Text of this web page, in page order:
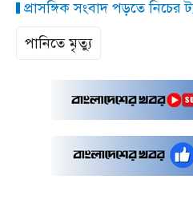
প্রাসঙ্গিক সংবাদ পড়তে নিচের
পানিতে মৃত্যু